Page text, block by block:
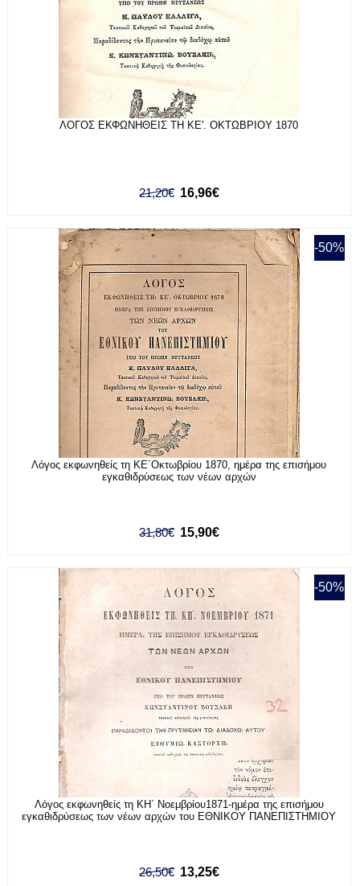
ΛΟΓΟΣ ΕΚΦΩΝΗΘΕΙΣ ΤΗ ΚΕ'. ΟΚΤΩΒΡΙΟΥ 1870
21,20€ 16,96€
-50%
Λόγος εκφωνηθείς τη ΚΕ΄Οκτωβρίου 1870, ημέρα της επισήμου
εγκαθιδρύσεως των νέων αρχών
31,80€ 15,90€
-50%
Λόγος εκφωνηθείς τη ΚΗ΄ Νοεμβρίου1871-ημέρα της επισήμου
εγκαθιδρύσεως των νέων αρχών του ΕΘΝΙΚΟΥ ΠΑΝΕΠΙΣΤΗΜΙΟΥ
26,50€ 13,25€